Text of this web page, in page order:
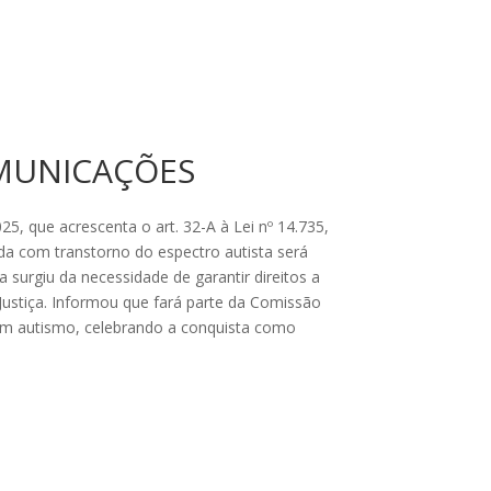
que acrescenta o art. 32-A à Lei nº 14.735,
com transtorno do espectro autista será
da necessidade de garantir direitos a
Informou que fará parte da Comissão
autismo, celebrando a conquista como